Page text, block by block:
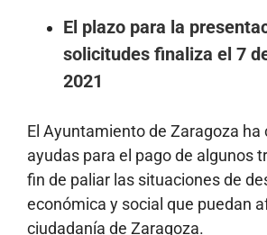
El plazo para la
solicitudes finaliza el 7
2021
El Ayuntamiento de Zaragoza ha
ayudas para el pago de algunos
fin de paliar las situaciones de
económica y social que puedan
ciudadanía de Zaragoza.